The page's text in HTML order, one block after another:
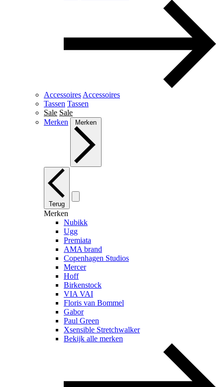
Accessoires Accessoires
Tassen Tassen
Sale Sale
Merken
Merken
Terug
Merken
Nubikk
Ugg
Premiata
AMA brand
Copenhagen Studios
Mercer
Hoff
Birkenstock
VIA VAI
Floris van Bommel
Gabor
Paul Green
Xsensible Stretchwalker
Bekijk alle merken